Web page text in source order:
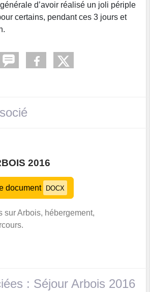
d’avoir réalisé un joli périple
certains, pendant ces 3 jours et
2016
document DOCX
sur Arbois, hébergement,
: Séjour Arbois 2016